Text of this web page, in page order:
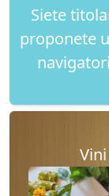
Siete
proponete
Vini